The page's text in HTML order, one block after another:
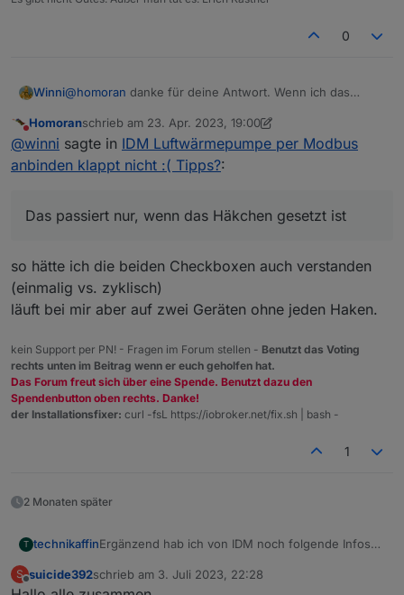
0
Winni@homoran danke für deine Antwort. Wenn ich das
geschrieben, aber der Wert wird in der Wärmepumpe
nicht übernommen. Das passiert nur, wenn das Häkchen
gesetzt ist. Da der Eprom nur eine begrenzte Anzahl an
Schreibzugriffen aushält, will ich natürlich vermeiden,
beschädigt bzw. zerstört wird.
Vielleicht mache ich mir unbegründet Sorgen, aber
Nicht stören
Homoranschrieb am 23. Apr. 2023, 19:00
zuletzt editiert von Homoran
@winni sagte in IDM Luftwärmepumpe per Modbus
anbinden klappt nicht :( Tipps?:
Das passiert nur, wenn das Häkchen gesetzt ist
so hätte ich die beiden Checkboxen auch verstanden
(einmalig vs. zyklisch)
läuft bei mir aber auf zwei Geräten ohne jeden Haken.
kein Support per PN! - Fragen im Forum stellen - Benutzt das Voting
rechts unten im Beitrag wenn er euch geholfen hat.
Das Forum freut sich über eine Spende. Benutzt dazu den
Spendenbutton oben rechts. Danke!
der Installationsfixer: curl -fsL https://iobroker.net/fix.sh | bash -
1
2 Monaten später
T technikaffinErgänzend hab ich von IDM noch folgende Infos
Es gibt noch neu folgende RW Holding Register
S
Offline
suicide392schrieb am 3. Juli 2023, 22:28
zuletzt editiert von